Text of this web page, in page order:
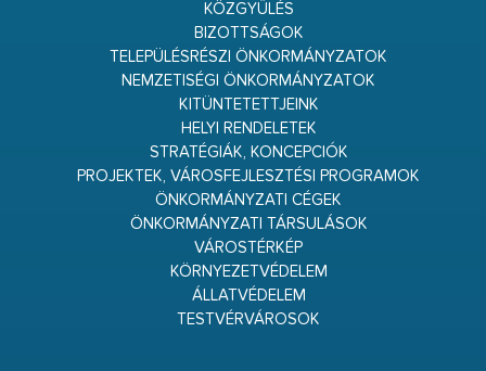
KÖZGYŰLÉS
BIZOTTSÁGOK
TELEPÜLÉSRÉSZI ÖNKORMÁNYZATOK
NEMZETISÉGI ÖNKORMÁNYZATOK
KITÜNTETETTJEINK
HELYI RENDELETEK
STRATÉGIÁK, KONCEPCIÓK
PROJEKTEK, VÁROSFEJLESZTÉSI PROGRAMOK
ÖNKORMÁNYZATI CÉGEK
ÖNKORMÁNYZATI TÁRSULÁSOK
VÁROSTÉRKÉP
KÖRNYEZETVÉDELEM
ÁLLATVÉDELEM
TESTVÉRVÁROSOK